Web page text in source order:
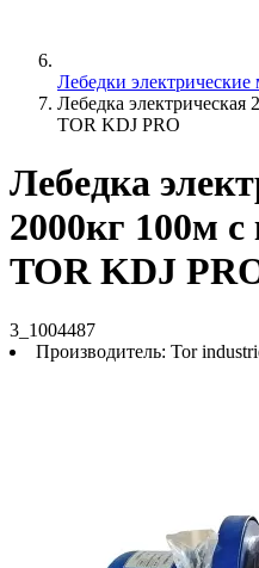
Лебедки
Лебедка электрическая
TOR KDJ PRO
Лебедка
2000кг 100м
TOR KDJ
3_1004487
Производитель: Tor